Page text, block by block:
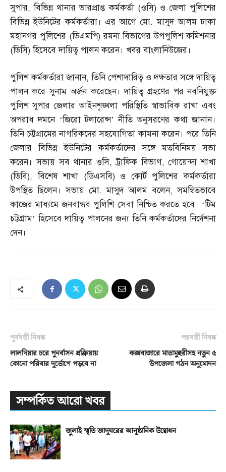
সুপার,বিভিন্ন থানার ভারপ্রাপ্ত কর্মকর্তা (ওসি) ও জেলা পুলিশের
বিভিন্ন ইউনিটের কর্মকর্তারা। এর আগে মো.মাসুদ আলম ঢাকা
মহানগর পুলিশের (ডিএমপি)রমনা বিভাগের উপপুলিশ কমিশনার
(ডিসি)হিসেবে দায়িত্ব পালন করেন। খবর বাংলানিউজের।
পুলিশ কর্মকর্তারা জানান,তিনি পেশাদারিত্ব ও দক্ষতার সঙ্গে দায়িত্ব
পালন করে সুনাম অর্জন করেছেন। দায়িত্ব গ্রহণের পর নবনিযুক্ত
পুলিশ সুপার জেলার আইনশৃঙ্খলা পরিস্থিতি স্বাভাবিক রাখা এবং
অপরাধ দমনে ‘জিরো টলারেন্স’ নীতি অনুসরণের কথা জানান।
তিনি চট্টগ্রামের নাগরিকদের সহযোগিতা কামনা করেন। পরে তিনি
জেলার বিভিন্ন ইউনিটের কর্মকর্তাদের সঙ্গে মতবিনিময় সভা
করেন। সভায় সব থানার ওসি,ট্রাফিক বিভাগ,গোয়েন্দা শাখা
(ডিবি),বিশেষ শাখা (ডিএসবি)ও কোর্ট পুলিশের কর্মকর্তারা
উপস্থিত ছিলেন। সভায় মো.মাসুদ আলম বলেন,সমন্বিতভাবে
কাজের মাধ্যমে জনবান্ধব পুলিশি সেবা নিশ্চিত করতে হবে। ‘টিম
চট্টগ্রাম’ হিসেবে দায়িত্ব পালনের জন্য তিনি কর্মকর্তাদের নির্দেশনা
দেন।
পূর্ববর্তী নিবন্ধ
লালদিয়ার চরে পুনর্বাসন প্রক্রিয়ায়
কোনো পরিবার দুর্ভোগে পড়বে না
পরবর্তী নিবন্ধ
কক্সবাজারে মাতামুহুরীসহ নতুন ৫
উপজেলা গঠন অনুমোদন
সম্পর্কিত আরো খবর
জুলাই স্মৃতি জাদুঘরের আনুষ্ঠানিক উদ্বোধন